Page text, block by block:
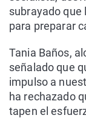
subrayado que
para preparar
Tania Baños,
señalado que
impulso a
ha rechazado
tapen el